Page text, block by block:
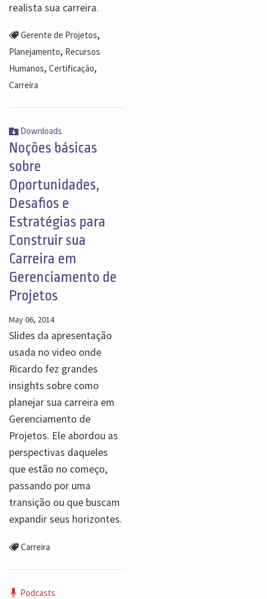
realista sua carreira.
Gerente de Projetos,
Planejamento, Recursos
Humanos, Certificação,
Carreira
Downloads
Noções básicas
sobre
Oportunidades,
Desafios e
Estratégias para
Construir sua
Carreira em
Gerenciamento de
Projetos
May 06, 2014
Slides da apresentação
usada no video onde
Ricardo fez grandes
insights sobre como
planejar sua carreira em
Gerenciamento de
Projetos. Ele abordou as
perspectivas daqueles
que estão no começo,
passando por uma
transição ou que buscam
expandir seus horizontes.
Carreira
Podcasts